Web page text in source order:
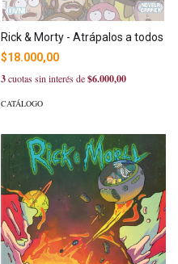
Rick & Morty - Atrápalos a todos
$18.000,00
3cuotas sin interés de$6.000,00
CATÁLOGO